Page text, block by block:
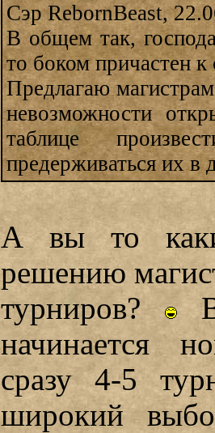
Сэр RebornBeast,
В общем так,
то боком причастен
Предлагаю
невозможности
таблице
предерживаться их в
А вы то
решению
турниров?
начинается
сразу 4-5
широкий